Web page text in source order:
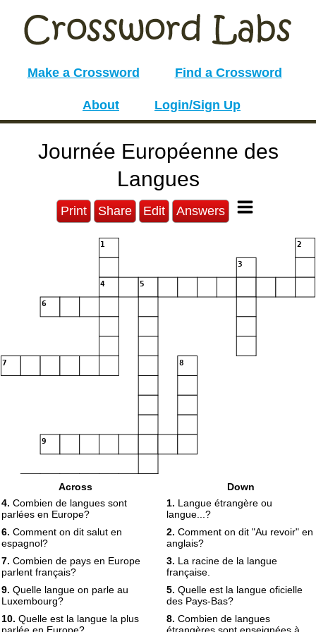
Make a Crossword Find a Crossword
About Login/Sign Up
Journée Européenne des
Langues
Print Share Edit Answers
1 2
3
4 5
6
7 8
9
Across
4. Combien de langues sont
parlées en Europe?
6. Comment on dit salut en
espagnol?
7. Combien de pays en Europe
parlent français?
9. Quelle langue on parle au
Luxembourg?
10. Quelle est la langue la plus
Down
1. Langue étrangère ou
langue...?
2. Comment on dit "Au revoir" en
anglais?
3. La racine de la langue
française.
5. Quelle est la langue oficielle
des Pays-Bas?
8. Combien de langues